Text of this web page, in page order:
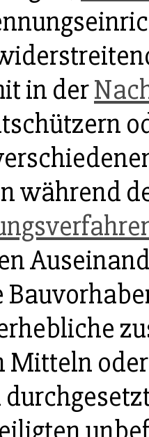
in der
während
Mitteln